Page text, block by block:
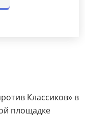
Классиков» в
площадке